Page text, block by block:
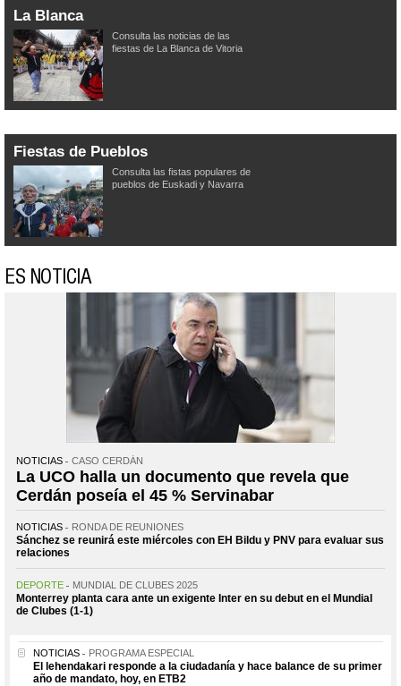
La Blanca
Consulta las noticias de las
fiestas de La Blanca de Vitoria
Fiestas de Pueblos
Consulta las fistas populares de
pueblos de Euskadi y Navarra
ES NOTICIA
NOTICIAS CASO CERDÁN
La UCO halla un documento que revela que
Cerdán poseía el 45 % Servinabar
NOTICIAS RONDA DE REUNIONES
Sánchez se reunirá este miércoles con EH Bildu y PNV para evaluar sus
relaciones
DEPORTE MUNDIAL DE CLUBES 2025
Monterrey planta cara ante un exigente Inter en su debut en el Mundial
de Clubes (1-1)
NOTICIAS PROGRAMA ESPECIAL
El lehendakari responde a la ciudadanía y hace balance de su primer
año de mandato, hoy, en ETB2